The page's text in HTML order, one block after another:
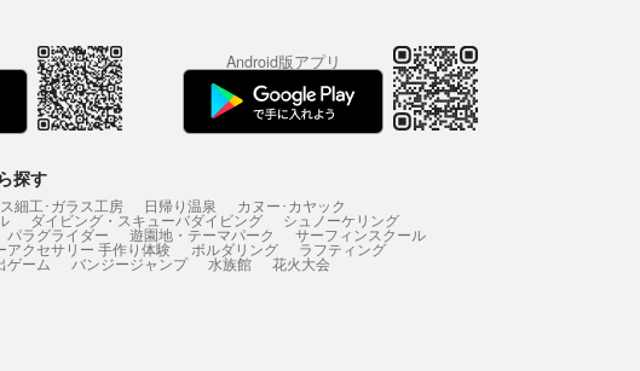
Android版アプリ
探す
細工･ガラス工房 日帰り温泉 カヌー･カヤック
ダイビング・スキューバダイビング シュノーケリング
パラグライダー 遊園地・テーマパーク サーフィンスクール
アクセサリー 手作り体験 ボルダリング ラフティング
ゲーム バンジージャンプ 水族館 花火大会